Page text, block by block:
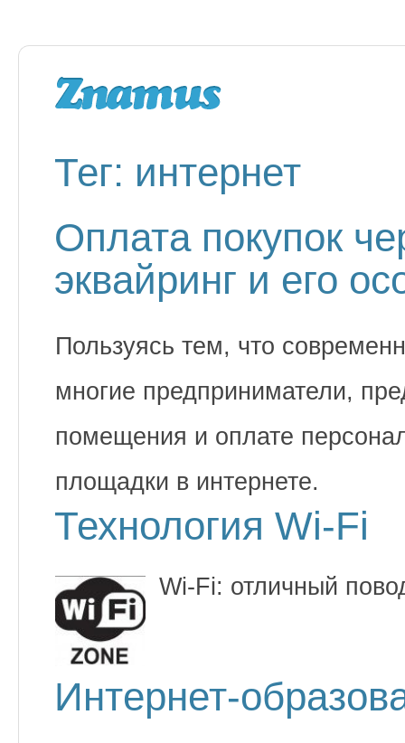
Тег: интернет
Оплата покупок
эквайринг и его
Пользуясь тем, что
многие предприниматели,
помещения и оплате
площадки в интернете.
Технология Wi-Fi
Wi-Fi: отличный
Интернет-